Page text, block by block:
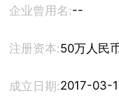
企业曾用名:--
注册资本:50万人民
成立日期:2017-03-